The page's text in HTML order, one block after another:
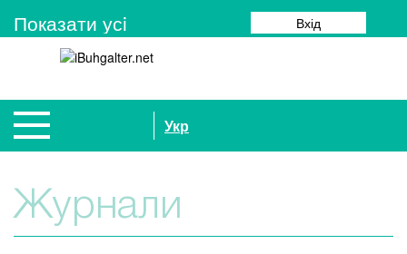
Показати усi Вхід
Укр
Журнали